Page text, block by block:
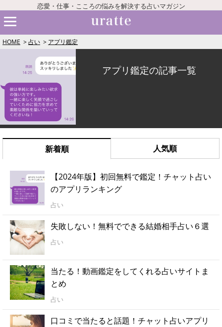
恋愛・仕事・こころの悩みを解決する占いマガジン
HOME 占い アプリ鑑定
アプリ鑑定の記事一覧
新着順 人気順
【2024年版】初回無料で鑑定！チャット占い
のアプリランキング
占い
失敗しない！無料でできる結婚相手占い６選
占い
当たる！動画鑑定をしてくれる占いサイトま
とめ
占い
口コミで当たると話題！チャット占いアプリ